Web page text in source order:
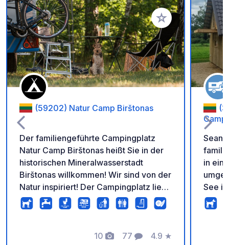
Zu Ihren Favoriten
(59202) Natur Camp Birštonas
Der familiengeführte Campingplatz
Natur Camp Birštonas heißt Sie in der
historischen Mineralwasserstadt
Birštonas willkommen! Wir sind von der
Natur inspiriert! Der Campingplatz liegt
eingebettet in einen Kiefernwald direkt
neben den Birštonas-Teichen mit
Sie für einen komfortablen Aufenthalt
10
Fotos
77
Kommentare
4.9
Bewertung
★
in
See
zum